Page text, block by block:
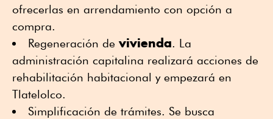
ofrecerlas en arrendamiento con opción a
compra.
Regeneración de vivienda. La
administración capitalina realizará acciones de
rehabilitación habitacional y empezará en
Tlatelolco.
Simplificación de trámites. Se busca